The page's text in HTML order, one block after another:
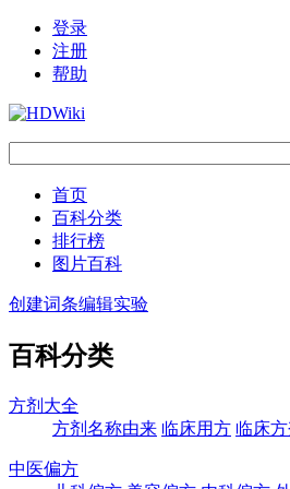
登录
注册
帮助
首页
百科分类
排行榜
图片百科
创建词条编辑实验
百科分类
方剂大全
方剂名称由来 临床用方 临床
中医偏方